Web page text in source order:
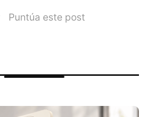
Puntúa este post